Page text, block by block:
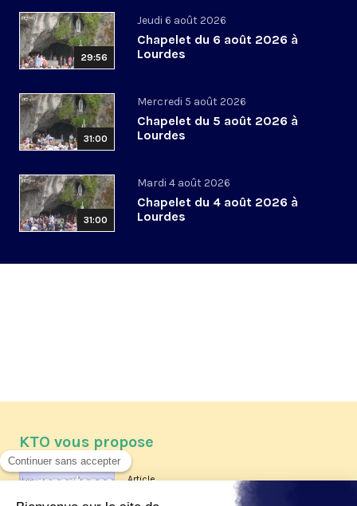
29:56
Jeudi 6 août 2026
Chapelet du 6 août 2026 à
Lourdes
31:00
Mercredi 5 août 2026
Chapelet du 5 août 2026 à
Lourdes
31:00
Mardi 4 août 2026
Chapelet du 4 août 2026 à
Lourdes
KTO vous propose
Article
Les reportages d'été 2026 de KTO